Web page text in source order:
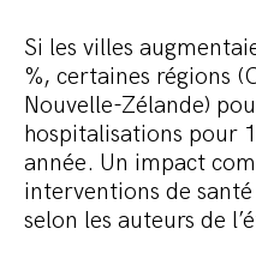
Si les villes
%, certaines régions
Nouvelle-Zélande)
hospitalisations pour
année. Un impact
interventions de
selon les auteurs de